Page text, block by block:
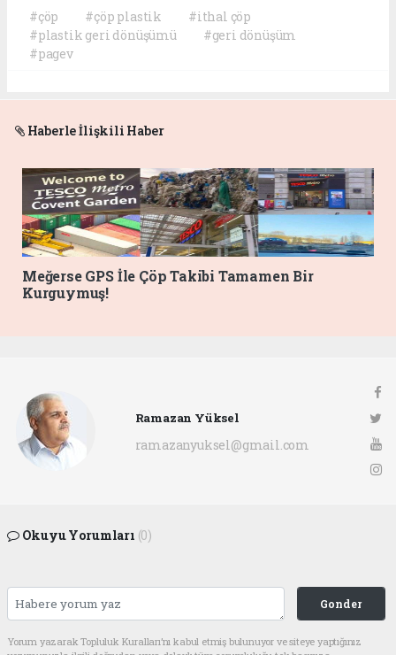
#çöp #çöp plastik
#ithal çöp
#plastik geri dönüşümü
#geri dönüşüm
#pagev
Haberle İlişkili Haber
Meğerse GPS İle Çöp Takibi Tamamen Bir
Kurguymuş!
Ramazan Yüksel
ramazanyuksel@gmail.com
Okuyu Yorumları (0)
Gonder
Yorum yazarak Topluluk Kuralları’nı kabul etmiş bulunuyor ve siteye yaptığınız